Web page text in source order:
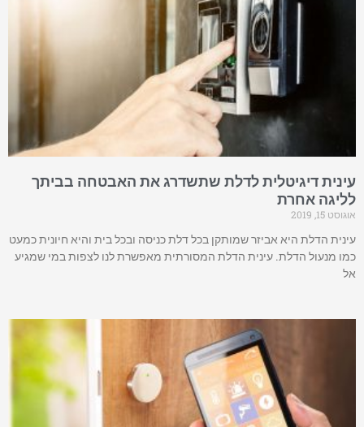
עינית דיגיטלית לדלת שתשדרג את האבטחה בביתך
לליגה אחרת
אוגוסט 15, 2019
עינית הדלת היא אביזר שמותקן בכל דלת כניסה ובכל בית והיא חיונית כמעט
כמו מנעול הדלת. עינית הדלת המסורתית מאפשרת לנו לצפות במי שמגיע
אל